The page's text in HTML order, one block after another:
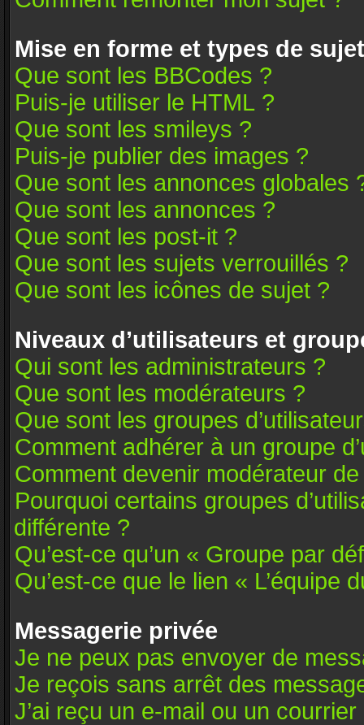
Mise en forme et types de sujet
Que sont les BBCodes ?
Puis-je utiliser le HTML ?
Que sont les smileys ?
Puis-je publier des images ?
Que sont les annonces globales
Que sont les annonces ?
Que sont les post-it ?
Que sont les sujets verrouillés ?
Que sont les icônes de sujet ?
Niveaux d’utilisateurs et
Qui sont les administrateurs ?
Que sont les modérateurs ?
Que sont les groupes
Comment adhérer à un groupe
Comment devenir modérateur
Pourquoi certains groupes
différente ?
Qu’est-ce qu’un « Groupe par
Qu’est-ce que le lien « L’équipe
Messagerie privée
Je ne peux pas envoyer de
Je reçois sans arrêt des
J’ai reçu un e-mail ou un